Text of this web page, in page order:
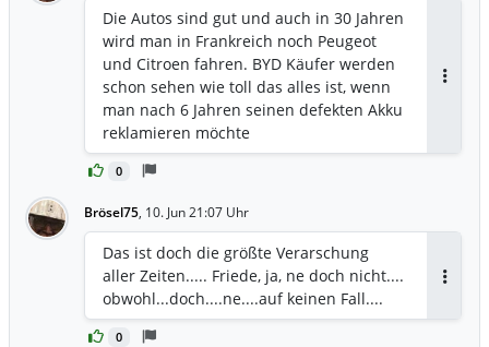
0
Die Autos sind gut und auch in 30 Jahren
wird man in Frankreich noch Peugeot
und Citroen fahren. BYD Käufer werden
schon sehen wie toll das alles ist, wenn
man nach 6 Jahren seinen defekten Akku
reklamieren möchte
Brösel75, 10. Jun 21:07 Uhr
0
Das ist doch die größte Verarschung
aller Zeiten..... Friede, ja, ne doch nicht....
obwohl...doch....ne....auf keinen Fall....